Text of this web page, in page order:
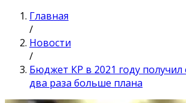
Главная
/
Новости
/
Бюджет КР в 2021 году
два раза больше плана